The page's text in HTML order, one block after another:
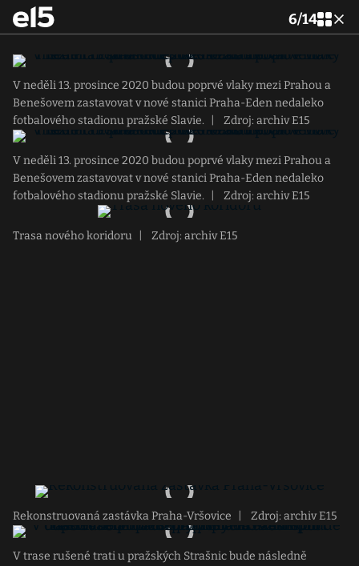
6/14
V neděli 13. prosince 2020 budou poprvé vlaky mezi Prahou a
Benešovem zastavovat v nové stanici Praha-Eden nedaleko
fotbalového stadionu pražské Slavie.
Zdroj: archiv E15
V neděli 13. prosince 2020 budou poprvé vlaky mezi Prahou a
Benešovem zastavovat v nové stanici Praha-Eden nedaleko
fotbalového stadionu pražské Slavie.
Zdroj: archiv E15
Trasa nového koridoru Zdroj: archiv E15
Rekonstruovaná zastávka Praha-Vršovice Zdroj: archiv E15
V trase rušené trati u pražských Strašnic bude následně